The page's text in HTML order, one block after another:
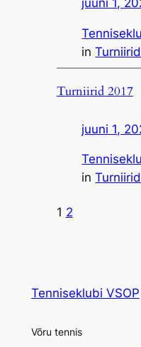
juuni 1,
in
Turniirid 2017
juuni 1,
in
1 2
Tenniseklubi VSOP
Võru tennis